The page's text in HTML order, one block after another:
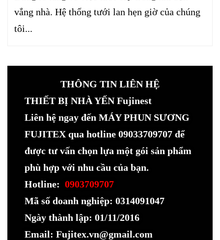
vắng nhà. Hệ thống tưới lan hẹn giờ của chúng
tôi...
THÔNG TIN LIÊN HỆ
THIẾT BỊ NHÀ YẾN Fujinest
Liên hệ ngay đến MÁY PHUN SƯƠNG
FUJITEX qua hotline 09033709707 để
được tư vấn chọn lựa một gói sản phẩm
phù hợp với nhu cầu của bạn.
Hotline: 0903709707
Mã số doanh nghiệp: 0314091047
Ngày thành lập: 01/11/2016
Email: Fujitex.vn@gmail.com